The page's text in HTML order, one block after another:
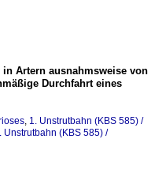
Artern ausnahmsweise von
Durchfahrt eines
, 1. Unstrutbahn (KBS 585) /
Unstrutbahn (KBS 585) /